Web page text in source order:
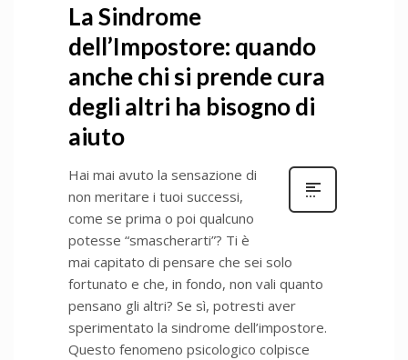
La Sindrome
dell’Impostore: quando
anche chi si prende cura
degli altri ha bisogno di
aiuto
Hai mai avuto la sensazione di
non meritare i tuoi successi,
come se prima o poi qualcuno
potesse “smascherarti”? Ti è
mai capitato di pensare che sei solo
fortunato e che, in fondo, non vali quanto
pensano gli altri? Se sì, potresti aver
sperimentato la sindrome dell’impostore.
Questo fenomeno psicologico colpisce